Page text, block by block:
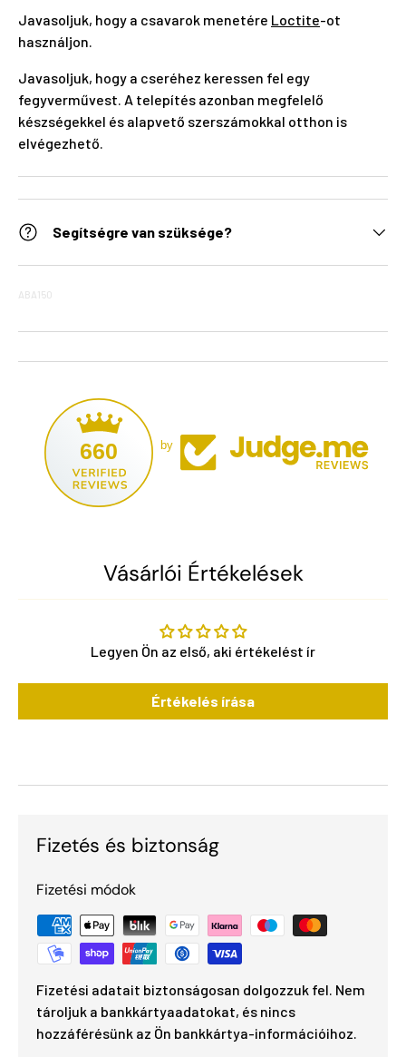
Javasoljuk, hogy a csavarok menetére Loctite-ot
használjon.
Javasoljuk, hogy a cseréhez keressen fel egy
fegyverművest. A telepítés azonban megfelelő
készségekkel és alapvető szerszámokkal otthon is
elvégezhető.
Segítségre van szüksége?
ABA150
660 by
Vásárlói Értékelések
Legyen Ön az első, aki értékelést ír
Értékelés írása
Fizetés és biztonság
Fizetési módok
Fizetési adatait biztonságosan dolgozzuk fel. Nem
tároljuk a bankkártyaadatokat, és nincs
hozzáférésünk az Ön bankkártya-információihoz.